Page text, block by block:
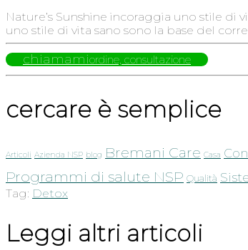
Nature’s Sunshine incoraggia uno stile
uno stile di vita sano sono la base del
chiamamiordine, consultazione
cercare è semplice
Articoli Azienda NSP blog Bremani Care Casa
Programmi di salute NSP Qualità
Tag: Detox
Leggi altri articoli